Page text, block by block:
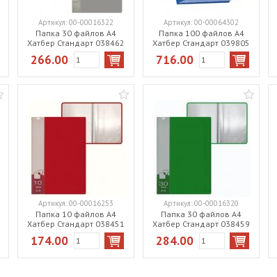
Папка 30 файлов А4
Хатбер Стандарт 038462
серая
Артикул: 00-00016322
266.00
Папка 100 файлов А4
Хатбер Стандарт 039805
синяя
Артикул: 00-00064302
716.00
Папка 10 файлов А4
Хатбер Стандарт 038451
красная
Артикул: 00-00016253
174.00
Папка 30 файлов А4
Хатбер Стандарт 038459
зеленая
Артикул: 00-00016320
284.00